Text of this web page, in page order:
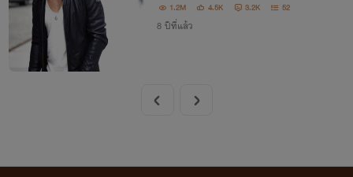
1.2M 4.5K 3.2K 52
8 ปีที่แล้ว